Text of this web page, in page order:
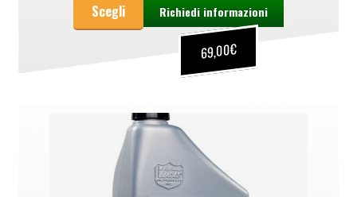
69,00€
Scegli Richiedi informazioni